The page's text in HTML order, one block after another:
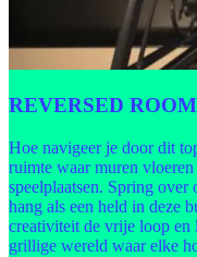
REVERSED ROOM
Hoe navigeer je door dit
ruimte waar muren
speelplaatsen. Spring over
hang als een held in deze
creativiteit de vrije loop en
grillige wereld waar elke